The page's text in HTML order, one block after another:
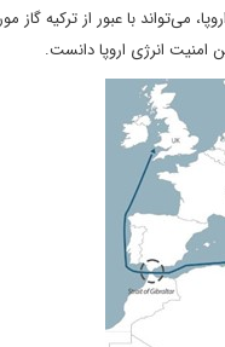
با عبور از ترکیه گاز
امنیت انرژی اروپا دانست.